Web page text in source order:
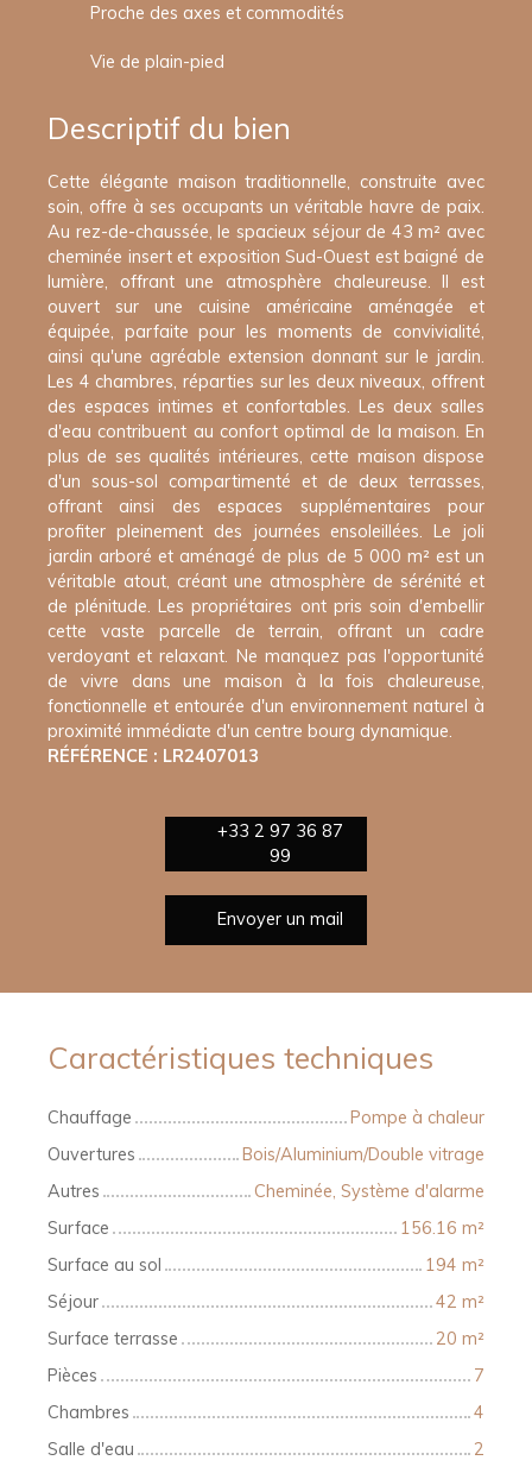
Proche des axes et commodités
Vie de plain-pied
Descriptif du bien
Cette élégante maison traditionnelle, construite avec
soin, offre à ses occupants un véritable havre de paix.
Au rez-de-chaussée, le spacieux séjour de 43 m² avec
cheminée insert et exposition Sud-Ouest est baigné de
lumière, offrant une atmosphère chaleureuse. Il est
ouvert sur une cuisine américaine aménagée et
équipée, parfaite pour les moments de convivialité,
ainsi qu'une agréable extension donnant sur le jardin.
Les 4 chambres, réparties sur les deux niveaux, offrent
des espaces intimes et confortables. Les deux salles
d'eau contribuent au confort optimal de la maison. En
plus de ses qualités intérieures, cette maison dispose
d'un sous-sol compartimenté et de deux terrasses,
offrant ainsi des espaces supplémentaires pour
profiter pleinement des journées ensoleillées. Le joli
jardin arboré et aménagé de plus de 5 000 m² est un
véritable atout, créant une atmosphère de sérénité et
de plénitude. Les propriétaires ont pris soin d'embellir
cette vaste parcelle de terrain, offrant un cadre
verdoyant et relaxant. Ne manquez pas l'opportunité
de vivre dans une maison à la fois chaleureuse,
fonctionnelle et entourée d'un environnement naturel à
proximité immédiate d'un centre bourg dynamique.
RÉFÉRENCE : LR2407013
+33 2 97 36 87
99
Envoyer un mail
Caractéristiques techniques
Chauffage
Pompe à chaleur
Ouvertures
Bois/Aluminium/Double vitrage
Autres
Cheminée, Système d'alarme
Surface
156.16 m²
Surface au sol
194 m²
Séjour
42 m²
Surface terrasse
20 m²
Pièces
7
Chambres
4
Salle d'eau
2